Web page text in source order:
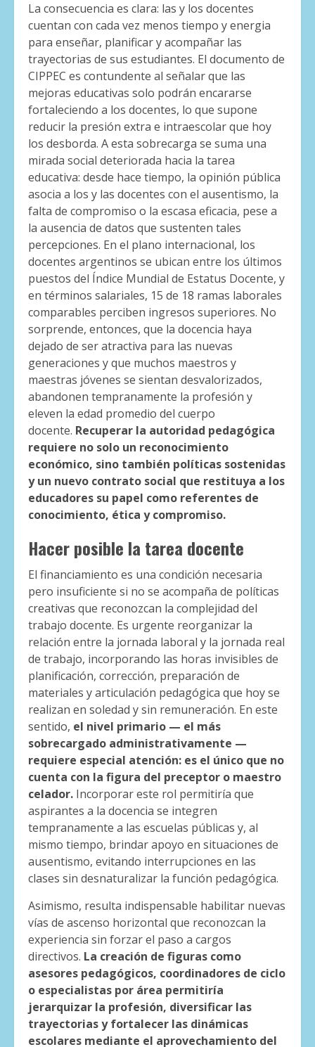
La consecuencia es clara: las y los docentes
cuentan con cada vez menos tiempo y energia
para enseñar, planificar y acompañar las
trayectorias de sus estudiantes. El documento de
CIPPEC es contundente al señalar que las
mejoras educativas solo podrán encararse
fortaleciendo a los docentes, lo que supone
reducir la presión extra e intraescolar que hoy
los desborda. A esta sobrecarga se suma una
mirada social deteriorada hacia la tarea
educativa: desde hace tiempo, la opinión pública
asocia a los y las docentes con el ausentismo, la
falta de compromiso o la escasa eficacia, pese a
la ausencia de datos que sustenten tales
percepciones. En el plano internacional, los
docentes argentinos se ubican entre los últimos
puestos del Índice Mundial de Estatus Docente, y
en términos salariales, 15 de 18 ramas laborales
comparables perciben ingresos superiores. No
sorprende, entonces, que la docencia haya
dejado de ser atractiva para las nuevas
generaciones y que muchos maestros y
maestras jóvenes se sientan desvalorizados,
abandonen tempranamente la profesión y
eleven la edad promedio del cuerpo
docente. Recuperar la autoridad pedagógica
requiere no solo un reconocimiento
económico, sino también políticas sostenidas
y un nuevo contrato social que restituya a los
educadores su papel como referentes de
conocimiento, ética y compromiso.
Hacer posible la tarea docente
El financiamiento es una condición necesaria
pero insuficiente si no se acompaña de políticas
creativas que reconozcan la complejidad del
trabajo docente. Es urgente reorganizar la
relación entre la jornada laboral y la jornada real
de trabajo, incorporando las horas invisibles de
planificación, corrección, preparación de
materiales y articulación pedagógica que hoy se
realizan en soledad y sin remuneración. En este
sentido, el nivel primario — el más
sobrecargado administrativamente —
requiere especial atención: es el único que no
cuenta con la figura del preceptor o maestro
celador. Incorporar este rol permitiría que
aspirantes a la docencia se integren
tempranamente a las escuelas públicas y, al
mismo tiempo, brindar apoyo en situaciones de
ausentismo, evitando interrupciones en las
clases sin desnaturalizar la función pedagógica.
Asimismo, resulta indispensable habilitar nuevas
vías de ascenso horizontal que reconozcan la
experiencia sin forzar el paso a cargos
directivos. La creación de figuras como
asesores pedagógicos, coordinadores de ciclo
o especialistas por área permitiría
jerarquizar la profesión, diversificar las
trayectorias y fortalecer las dinámicas
escolares mediante el aprovechamiento del